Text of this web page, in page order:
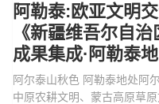
阿勒泰:欧亚文明
《新疆维吾尔自
成果集成·阿勒泰地
阿尔泰山秋色 阿勒泰地处阿
中原农耕文明、蒙古高原草